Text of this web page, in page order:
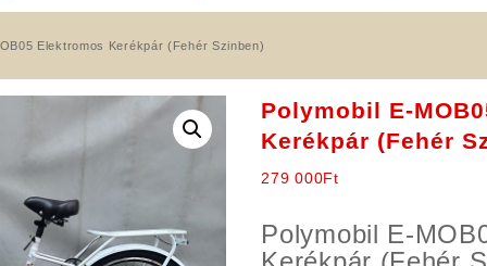
Elektromos Kerékpár (Fehér Szinben)
Polymobil E-
Kerékpár (Fehér
279 000Ft
Polymobil E-